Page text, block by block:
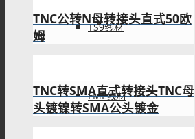
TS9线材
FME线材
TNC公转N母转接头直式50欧
姆
TNC转SMA直式转接头TNC母
头镀镍转SMA公头镀金